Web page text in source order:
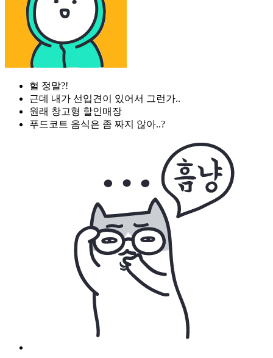
헐 정말?!
근데 내가 선입견이 있어서 그런가..
원래 창고형 할인매장
푸드코트 음식은 좀 짜지 않아..?